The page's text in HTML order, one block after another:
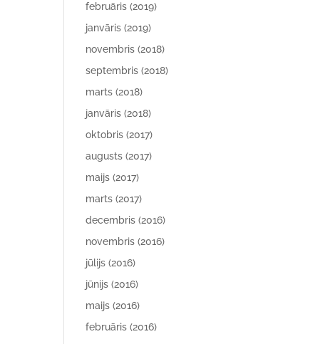
februāris (2019)
janvāris (2019)
novembris (2018)
septembris (2018)
marts (2018)
janvāris (2018)
oktobris (2017)
augusts (2017)
maijs (2017)
marts (2017)
decembris (2016)
novembris (2016)
jūlijs (2016)
jūnijs (2016)
maijs (2016)
februāris (2016)